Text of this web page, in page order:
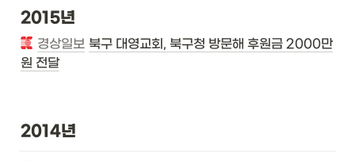
2015년
경상일보 북구 대영교회, 북구청 방문해 후원금 2000만
원 전달
2014년